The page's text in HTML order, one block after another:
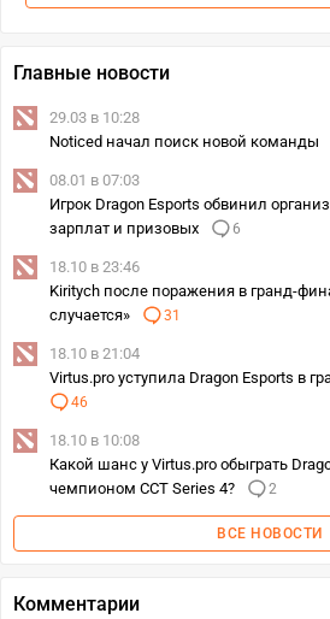
Главные новости
29.03 в 10:28
Noticed начал поиск новой команды
08.01 в 07:03
Игрок Dragon Esports обвинил
зарплат и призовых
6
18.10 в 23:46
Kiritych после поражения в гранд-
случается»
31
18.10 в 21:04
Virtus.pro уступила Dragon Esports в
46
18.10 в 10:08
Какой шанс у Virtus.pro обыграть
чемпионом CCT Series 4?
2
ВСЕ НОВОСТИ
Комментарии